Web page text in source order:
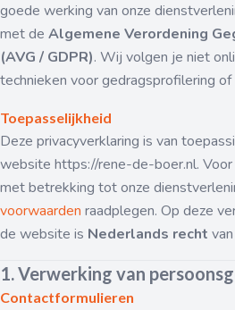
goede werking van onze
met de Algemene Verordening
(AVG / GDPR). Wij volgen je niet
technieken voor gedragsprofilering of
Toepasselijkheid
Deze privacyverklaring is van
website https://rene-de-boer.nl.
met betrekking tot onze
voorwaarden raadplegen. Op deze
de website is Nederlands recht
1. Verwerking van
Contactformulieren